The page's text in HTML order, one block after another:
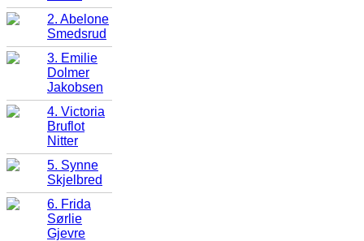
2. Abelone
Smedsrud
3. Emilie
Dolmer
Jakobsen
4. Victoria
Bruflot
Nitter
5. Synne
Skjelbred
6. Frida
Sørlie
Gjevre